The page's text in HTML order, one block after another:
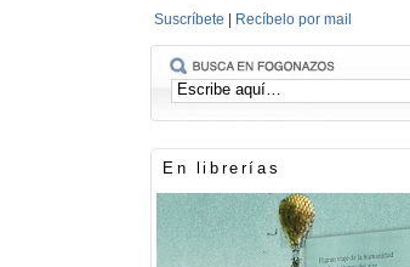
Suscríbete Recíbelo por mail
En librerías